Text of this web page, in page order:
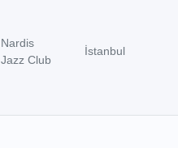
Nardis
Jazz Club
İstanbul